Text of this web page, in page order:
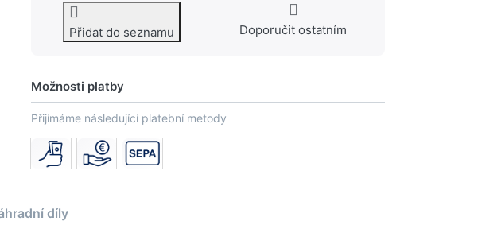
Přidat do seznamu Doporučit ostatním
Možnosti platby
Přijímáme následující platební metody
díly